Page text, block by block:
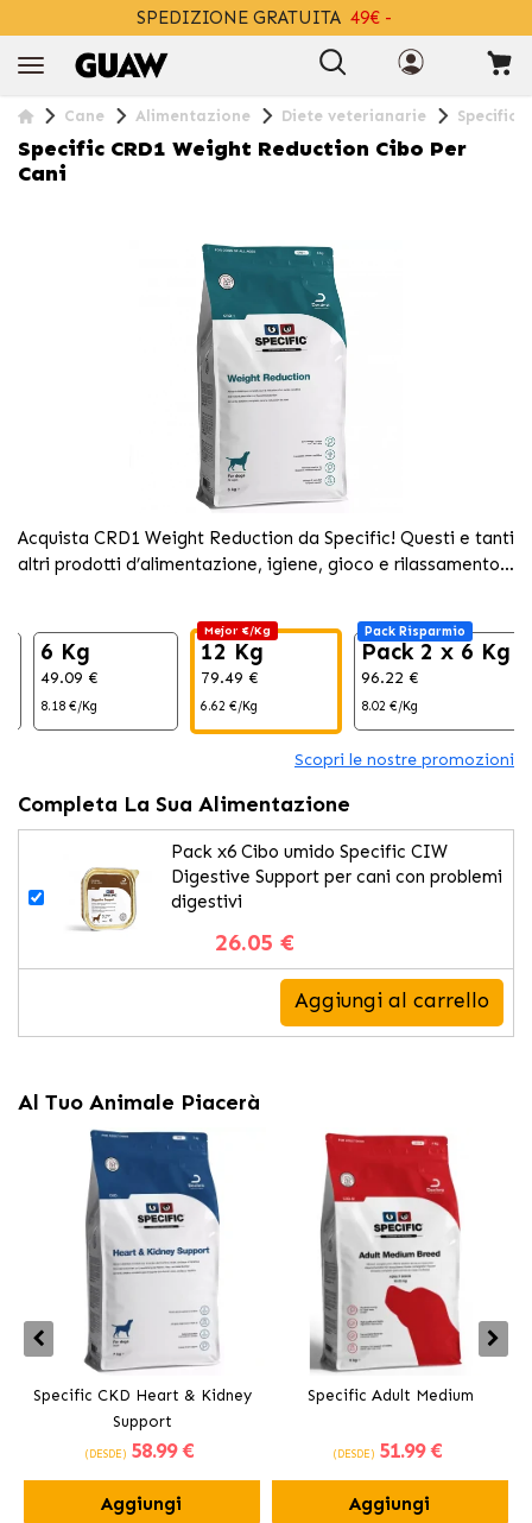
SPEDIZIONE GRATUITA 49€ -
Cane Alimentazione Diete veterianarie Specific
Specific CRD1 Weight Reduction Cibo Per
Cani
Acquista CRD1 Weight Reduction da Specific! Questi e tanti
altri prodotti d’alimentazione, igiene, gioco e rilassamento
6 Kg
49.09 €
8.18 €/Kg
Mejor €/Kg
12 Kg
79.49 €
6.62 €/Kg
Pack Risparmio
Pack 2 x 6 Kg
96.22 €
8.02 €/Kg
Scopri le nostre promozioni
Completa La Sua Alimentazione
Pack x6 Cibo umido Specific CIW
Digestive Support per cani con problemi
digestivi
26.05 €
Aggiungi al carrello
Al Tuo Animale Piacerà
Specific CKD Heart & Kidney
Support
(DESDE) 58.99 €
Aggiungi
Specific Adult Medium
(DESDE) 51.99 €
Aggiungi